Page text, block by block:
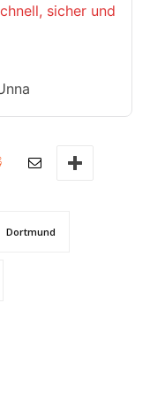
sicher und
Dortmund